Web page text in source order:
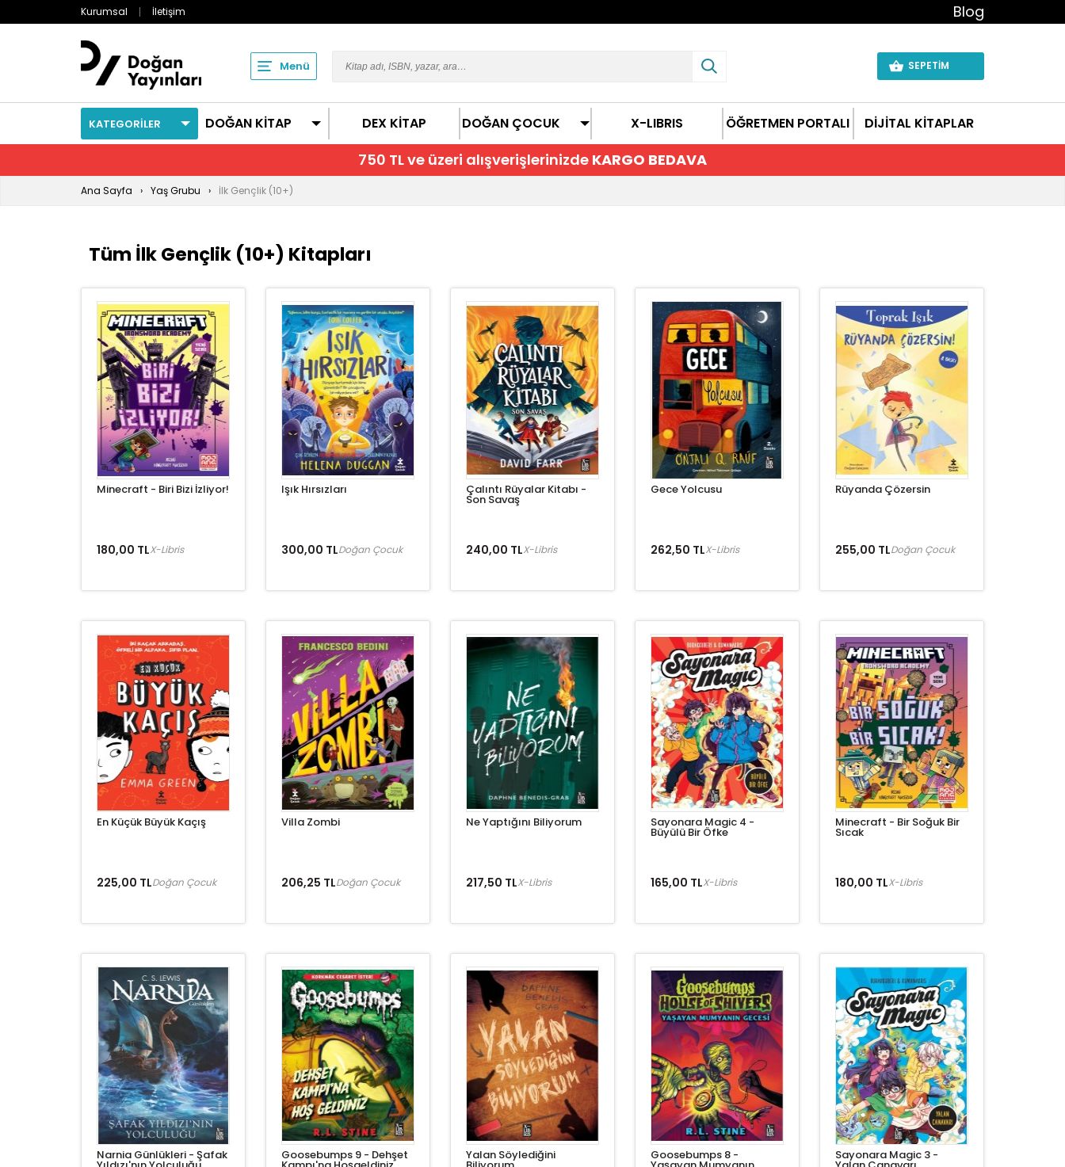
Kurumsal İletişim Blog
Menü SEPETİM
KATEGORİLER DOĞAN KİTAP DEX KİTAP DOĞAN ÇOCUK X-LIBRIS ÖĞRETMEN PORTALI DİJİTAL KİTAPLAR
750 TL ve üzeri alışverişlerinizde KARGO BEDAVA
Ana Sayfa Yaş Grubu İlk Gençlik (10+)
Tüm İlk Gençlik (10+) Kitapları
Minecraft - Biri Bizi İzliyor!
180,00 TLX-Libris
Işık Hırsızları
300,00 TLDoğan Çocuk
Çalıntı Rüyalar Kitabı -
Son Savaş
240,00 TLX-Libris
Gece Yolcusu
262,50 TLX-Libris
Rüyanda Çözersin
255,00 TLDoğan Çocuk
En Küçük Büyük Kaçış
225,00 TLDoğan Çocuk
Villa Zombi
206,25 TLDoğan Çocuk
Ne Yaptığını Biliyorum
217,50 TLX-Libris
Sayonara Magic 4 -
Büyülü Bir Öfke
165,00 TLX-Libris
Minecraft - Bir Soğuk Bir
Sıcak
180,00 TLX-Libris
Narnia Günlükleri - Şafak Goosebumps 9 - Dehşet Yalan Söylediğini Goosebumps 8 - Sayonara Magic 3 -